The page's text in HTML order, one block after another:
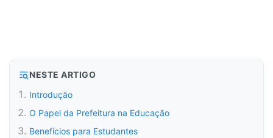
NESTE ARTIGO
Introdução
O Papel da Prefeitura na Educação
Benefícios para Estudantes